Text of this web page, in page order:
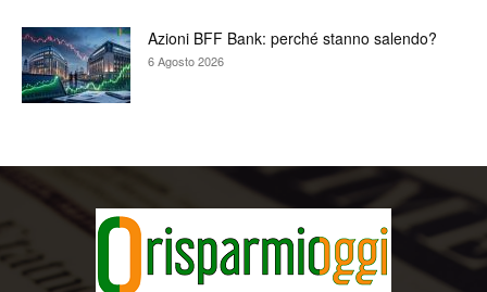
Azioni BFF Bank: perché stanno salendo?
6 Agosto 2026